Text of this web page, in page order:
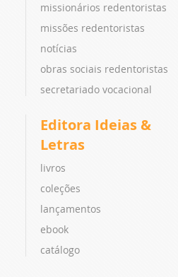
missionários redentoristas
missões redentoristas
notícias
obras sociais redentoristas
secretariado vocacional
Editora Ideias &
Letras
livros
coleções
lançamentos
ebook
catálogo